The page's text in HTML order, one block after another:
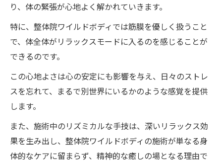
り、体の緊張が心地よく解かれていきます。
特に、整体院ワイルドボディでは筋膜を優しく扱うこと
で、体全体がリラックスモードに入るのを感じることが
できるのです。
この心地よさは心の安定にも影響を与え、日々のストレ
スを忘れて、まるで別世界にいるかのような感覚を提供
します。
また、施術中のリズミカルな手技は、深いリラックス効
果を生み出し、整体院ワイルドボディの施術が単なる身
体的なケアに留まらず、精神的な癒しの場となる理由で